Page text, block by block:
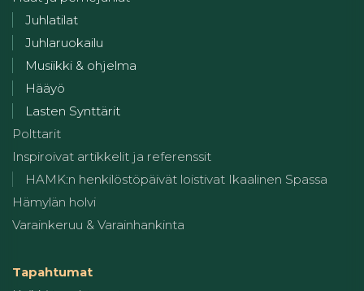
Juhlatilat
Juhlaruokailu
Musiikki & ohjelma
Hääyö
Lasten Synttärit
Polttarit
Inspiroivat artikkelit ja referenssit
HAMK:n henkilöstöpäivät loistivat Ikaalinen Spassa
Hämylän holvi
Varainkeruu & Varainhankinta
Tapahtumat